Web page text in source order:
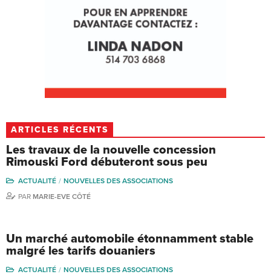
ARTICLES RÉCENTS
Les travaux de la nouvelle concession
Rimouski Ford débuteront sous peu
ACTUALITÉ
NOUVELLES DES ASSOCIATIONS
PAR MARIE-EVE CÔTÉ
Un marché automobile étonnamment stable
malgré les tarifs douaniers
ACTUALITÉ
NOUVELLES DES ASSOCIATIONS